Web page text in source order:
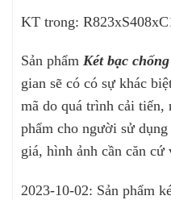
KT trong:
Sản phẩm Két bạc
gian sẽ có có sự khác
mã do quá trình cải tiến,
phẩm cho người sử
giá, hình ảnh cần căn cứ
2023-10-02: Sản phẩm